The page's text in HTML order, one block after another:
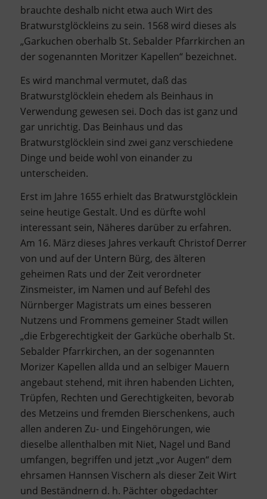
brauchte deshalb nicht etwa auch Wirt des
Bratwurstglöckleins zu sein. 1568 wird dieses als
„Garkuchen oberhalb St. Sebalder Pfarrkirchen an
der sogenannten Moritzer Kapellen“ bezeichnet.
Es wird manchmal vermutet, daß das
Bratwurstglöcklein ehedem als Beinhaus in
Verwendung gewesen sei. Doch das ist ganz und
gar unrichtig. Das Beinhaus und das
Bratwurstglöcklein sind zwei ganz verschiedene
Dinge und beide wohl von einander zu
unterscheiden.
Erst im Jahre 1655 erhielt das Bratwurstglöcklein
seine heutige Gestalt. Und es dürfte wohl
interessant sein, Näheres darüber zu erfahren.
Am 16. März dieses Jahres verkauft Christof Derrer
von und auf der Untern Bürg, des älteren
geheimen Rats und der Zeit verordneter
Zinsmeister, im Namen und auf Befehl des
Nürnberger Magistrats um eines besseren
Nutzens und Frommens gemeiner Stadt willen
„die Erbgerechtigkeit der Garküche oberhalb St.
Sebalder Pfarrkirchen, an der sogenannten
Morizer Kapellen allda und an selbiger Mauern
angebaut stehend, mit ihren habenden Lichten,
Trüpfen, Rechten und Gerechtigkeiten, bevorab
des Metzeins und fremden Bierschenkens, auch
allen anderen Zu- und Eingehörungen, wie
dieselbe allenthalben mit Niet, Nagel und Band
umfangen, begriffen und jetzt „vor Augen“ dem
ehrsamen Hannsen Vischern als dieser Zeit Wirt
und Beständnern d. h. Pächter obgedachter